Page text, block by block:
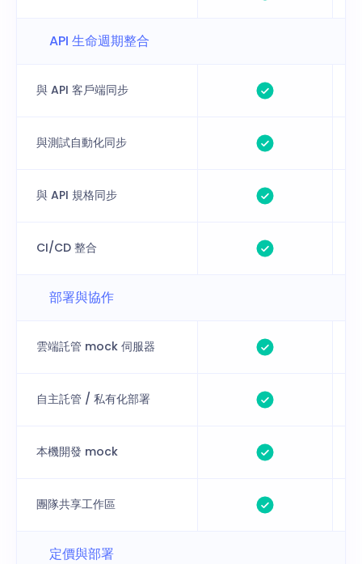
API 生命週期整合
與 API 客戶端同步
與測試自動化同步
與 API 規格同步
CI/CD 整合
部署與協作
雲端託管 mock 伺服器
自主託管 / 私有化部署
本機開發 mock
團隊共享工作區
定價與部署